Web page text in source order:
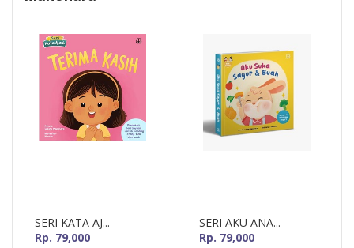
SERI KATA AJ...
Rp. 79,000
SERI AKU ANA...
Rp. 79,000